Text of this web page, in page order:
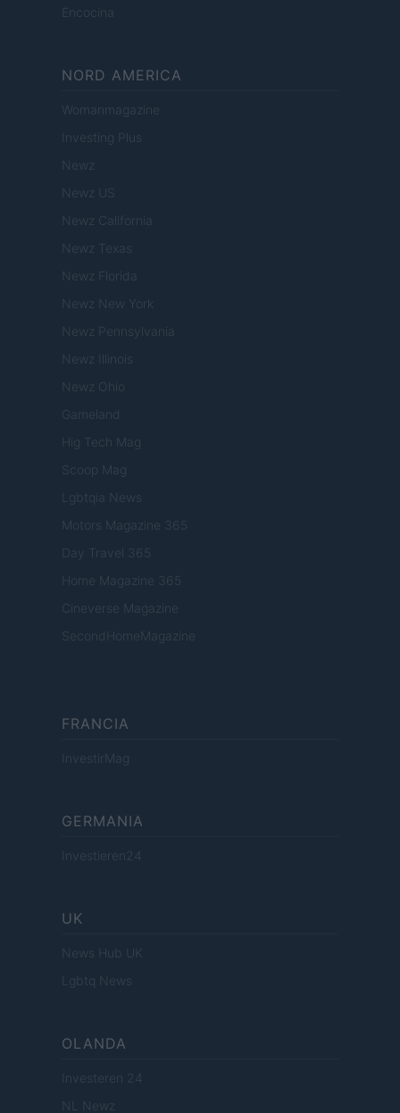
Encocina
NORD AMERICA
Womanmagazine
Investing Plus
Newz
Newz US
Newz California
Newz Texas
Newz Florida
Newz New York
Newz Pennsylvania
Newz Illinois
Newz Ohio
Gameland
Hig Tech Mag
Scoop Mag
Lgbtqia News
Motors Magazine 365
Day Travel 365
Home Magazine 365
Cineverse Magazine
SecondHomeMagazine
FRANCIA
InvestirMag
GERMANIA
Investieren24
UK
News Hub UK
Lgbtq News
OLANDA
Investeren 24
NL Newz